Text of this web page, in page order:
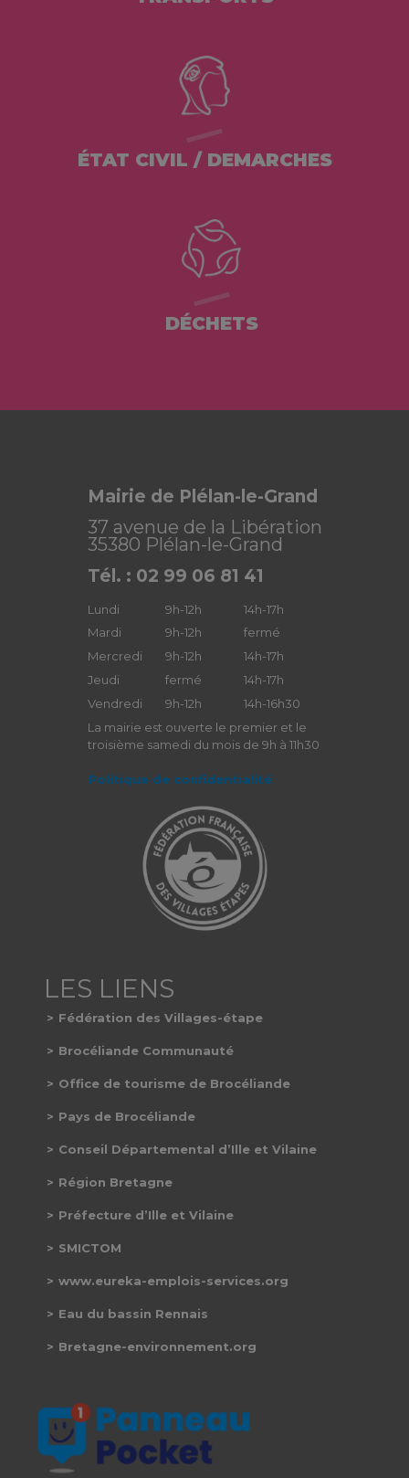
ÉTAT CIVIL / DEMARCHES
DÉCHETS
Mairie de Plélan-le-Grand
37 avenue de la Libération
35380 Plélan-le-Grand
Tél. : 02 99 06 81 41
Lundi 9h-12h
14h-17h
Mardi
9h-12h
fermé
Mercredi
9h-12h
14h-17h
Jeudi
fermé
14h-17h
Vendredi
9h-12h
14h-16h30
La mairie est ouverte le premier et le
troisième samedi du mois de 9h à 11h30
Politique de confidentialité
Fédération des Villages-étape
Brocéliande Communauté
Office de tourisme de Brocéliande
Pays de Brocéliande
Conseil Départemental d’Ille et Vilaine
Région Bretagne
Préfecture d’Ille et Vilaine
SMICTOM
www.eureka-emplois-services.org
Eau du bassin Rennais
Bretagne-environnement.org